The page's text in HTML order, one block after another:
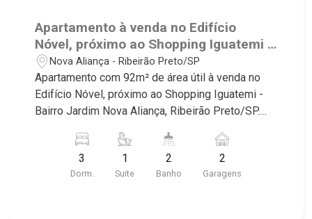
Apartamento à venda no Edifício
Nóvel, próximo ao Shopping Iguatemi -
Ribeirão Preto/SP.
Nova Aliança - Ribeirão Preto/SP
Apartamento com 92m² de área útil à venda no
Edifício Nóvel, próximo ao Shopping Iguatemi -
Bairro Jardim Nova Aliança, Ribeirão Preto/SP.
Martinelli Imobiliária selecionou para você: -
92m² de área útil - 3 dormitórios sendo 1 suíte -
Banheiro social - Sala 2 ambientes - Cozinha -
3
Dorm.
1
Suite
2
Banho
2
Garagens